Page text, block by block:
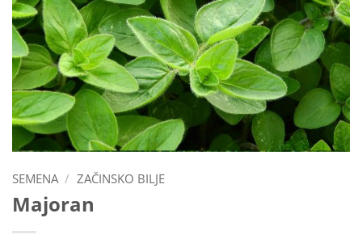
SEMENA / ZAČINSKO BILJE
Majoran